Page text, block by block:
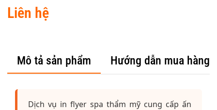
Liên hệ
Mô tả sản phẩm Hướng dẫn mua hàng
Dịch vụ in flyer spa thẩm mỹ cung cấp ấn